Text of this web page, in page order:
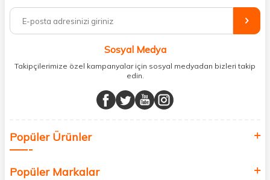
%100 orijinal kozmetik ve sağlık ürünleriyle güzelliğinizi tamamlayabilir,
vücudunuzu desteklemek için güvenilir takviye edici gıdalara
minerallere kadar binlerce ürünü uygun fiyat ve hızlı kargo avantajıyla
sunuyoruz.
buluşturuyor ve online alışveriş deneyiminizi en iyi hale getiriyoruz.
Sağlık, güzellik ve iyi yaşam için aradığınız her şey burada!
değer katmak için bize katılın!
Sosyal Medya
Takipçilerimize özel kampanyalar için sosyal medyadan bizleri takip
edin.
Popüler Ürünler
Popüler Markalar